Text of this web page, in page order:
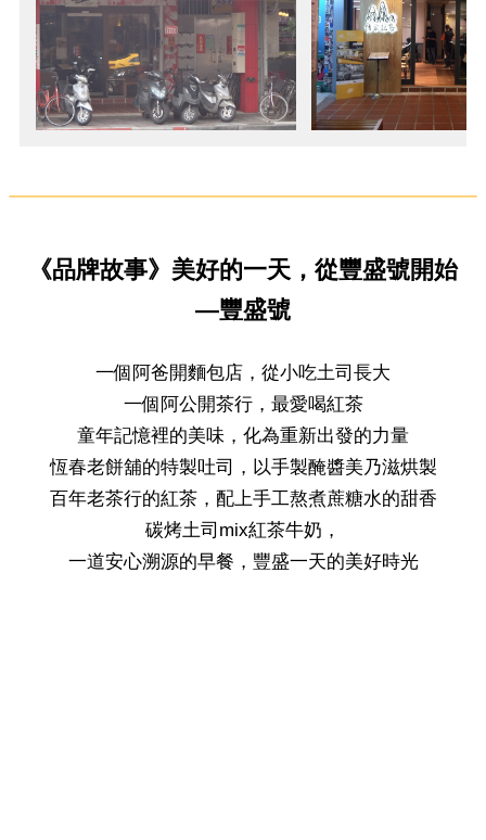
《品牌故事》美好的一天，從豐盛號開始
—豐盛號
一個阿爸開麵包店，從小吃土司長大
一個阿公開茶行，最愛喝紅茶
童年記憶裡的美味，化為重新出發的力量
恆春老餅舖的特製吐司，以手製醃醬美乃滋烘製
百年老茶行的紅茶，配上手工熬煮蔗糖水的甜香
碳烤土司mix紅茶牛奶，
一道安心溯源的早餐，豐盛一天的美好時光